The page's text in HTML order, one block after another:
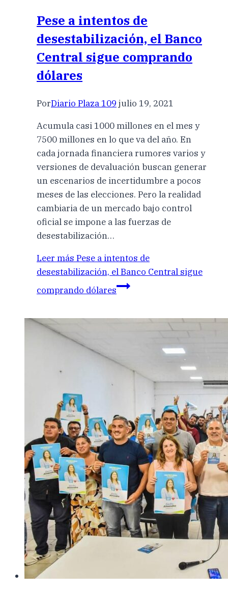
Pese a intentos de
desestabilización, el Banco
Central sigue comprando
dólares
PorDiario Plaza 109 julio 19, 2021
Acumula casi 1000 millones en el mes y
7500 millones en lo que va del año. En
cada jornada financiera rumores varios y
versiones de devaluación buscan generar
un escenarios de incertidumbre a pocos
meses de las elecciones. Pero la realidad
cambiaria de un mercado bajo control
oficial se impone a las fuerzas de
desestabilización…
Leer más Pese a intentos de
desestabilización, el Banco Central sigue
comprando dólares